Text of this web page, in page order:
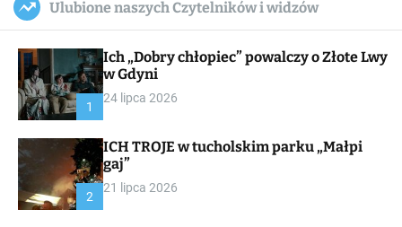
c
a
a
s
W
i
e
l
c
Ulubione naszych Czytelników i widzów
1
Ich „Dobry chłopiec” powalczy o Złote Lwy
w Gdyni
24 lipca 2026
2
ICH TROJE w tucholskim parku „Małpi
gaj”
21 lipca 2026